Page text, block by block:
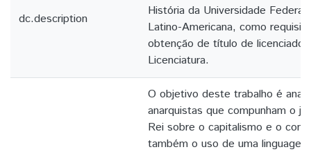
dc.description
História da Universidade Federal
Latino-Americana, como
obtenção de título de licenciado
Licenciatura.
O objetivo deste trabalho é
anarquistas que compunham o
Rei sobre o capitalismo e o
também o uso de uma